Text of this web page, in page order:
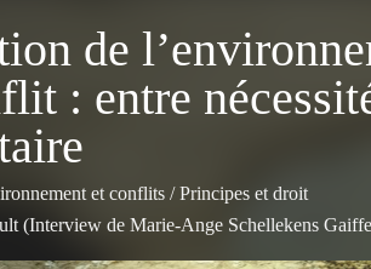
de
: entre
et conflits /Principes et droit
(Interview de Marie-Ange Schellekens